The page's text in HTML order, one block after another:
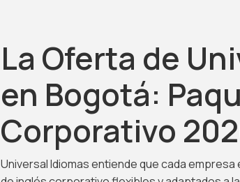
La Oferta de
en Bogotá:
Corporativo
Universal Idiomas entiende que cada